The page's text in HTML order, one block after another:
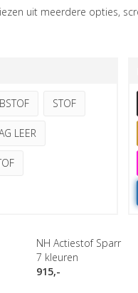
uit meerdere opties,
STOF
LEER
NH Actiestof Sparr
7 kleuren
915,-